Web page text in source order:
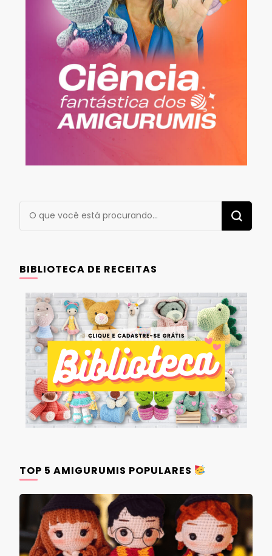
Procurando
algo?
BIBLIOTECA DE RECEITAS
TOP 5 AMIGURUMIS POPULARES